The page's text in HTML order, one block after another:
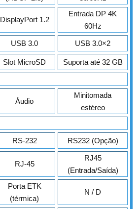
DisplayPort 1.2
Entrada DP 4K
60Hz
USB 3.0 USB 3.0×2
Slot MicroSD Suporta até 32 GB
Áudio
Minitomada
estéreo
RS-232 RS232 (Opção)
RJ-45
RJ45
(Entrada/Saída)
Porta ETK
(térmica)
N / D